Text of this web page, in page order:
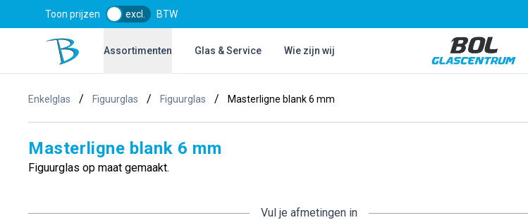
Toon prijzen excl. BTW
Bol Glascentrum B.V.Assortimenten Glas & Service Wie zijn wij
Bol Glascentrum B.V.
Enkelglas / Figuurglas / Figuurglas / Masterligne blank 6 mm
Masterligne blank 6 mm
Figuurglas op maat gemaakt.
Vul je afmetingen in